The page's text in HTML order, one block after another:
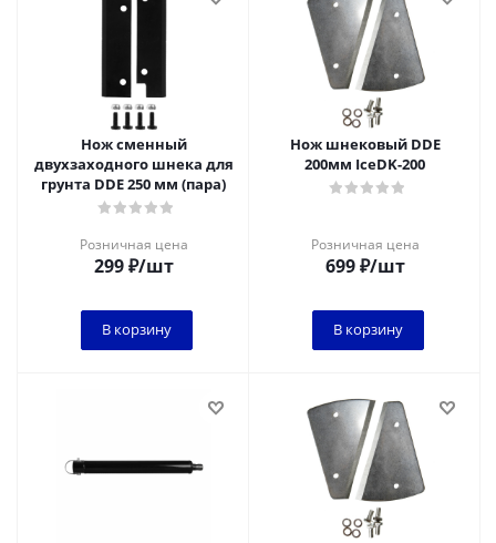
Нож сменный
двухзаходного шнека для
грунта DDE 250 мм (пара)
Розничная цена
299₽/шт
В корзину
Нож шнековый DDE
200мм IceDK-200
Розничная цена
699₽/шт
В корзину